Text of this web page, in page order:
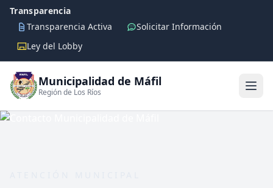
Transparencia
Transparencia Activa
Solicitar Información
Ley del Lobby
Municipalidad de Máfil
Región de Los Ríos